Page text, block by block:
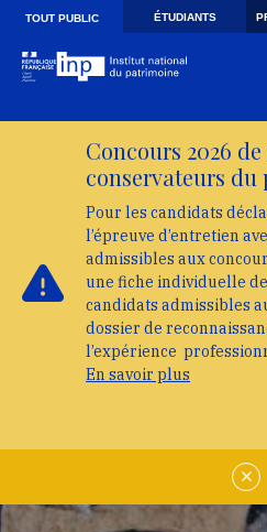
Skip to main navigation
Aller au contenu principal
TOUT PUBLIC ÉTUDIANTS
Concours 2026
conservateurs
Pour les candidats
l’épreuve d’entretien
admissibles aux
une fiche individuelle
candidats admissibles
dossier de
l’expérience
En savoir plus